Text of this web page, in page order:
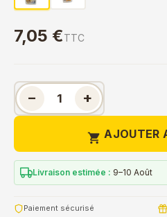
7,05 €TTC
− +
 AJOUTER
Livraison estimée : 9–10 Août
Paiement sécurisé